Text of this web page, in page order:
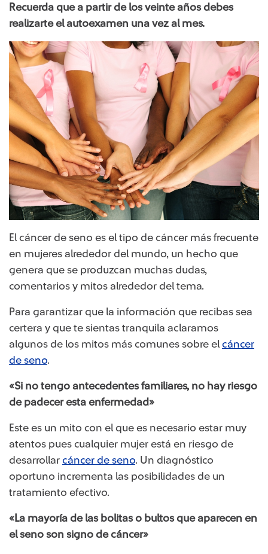
Recuerda que a partir de los veinte años debes
realizarte el autoexamen una vez al mes.
El cáncer de seno es el tipo de cáncer más frecuente
en mujeres alrededor del mundo, un hecho que
genera que se produzcan muchas dudas,
comentarios y mitos alrededor del tema.
Para garantizar que la información que recibas sea
certera y que te sientas tranquila aclaramos
algunos de los mitos más comunes sobre el cáncer
de seno.
«Si no tengo antecedentes familiares, no hay riesgo
de padecer esta enfermedad»​
Este es un mito con el que es necesario estar muy
atentos pues cualquier mujer está en riesgo de
desarrollar cáncer de seno. Un diagnóstico
oportuno incrementa las posibilidades de un
tratamiento efectivo.
«La mayoría de las bolitas o bultos que aparecen en
el seno son signo de cáncer»